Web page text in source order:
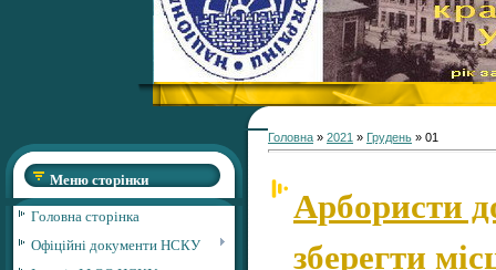
Меню сторінки
Головна сторінка
Офіційні документи НСКУ
Головна » 2021 » Грудень » 01
Арбористи
зберегти